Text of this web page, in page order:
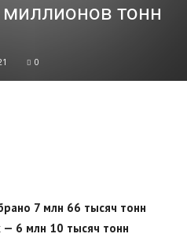
тонн
0
7 млн 66 тысяч тонн
— 6 млн 10 тысяч тонн